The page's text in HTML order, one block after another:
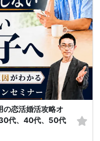
の恋活婚活攻略オ
代、40代、50代